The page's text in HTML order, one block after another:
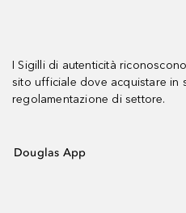
I Sigilli di autenticità
sito ufficiale dove acquistare in
regolamentazione di settore.
Douglas App